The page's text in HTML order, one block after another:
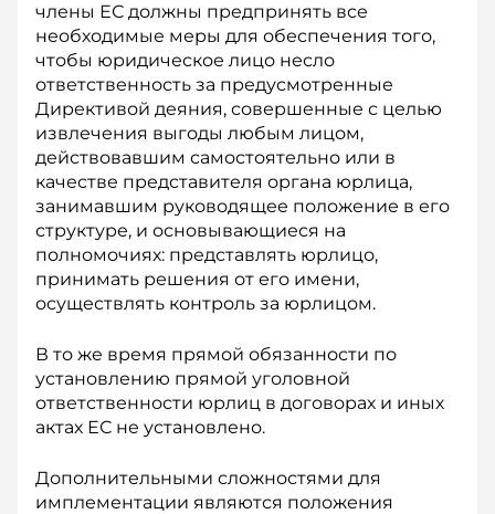
члены ЕС должны предпринять все
необходимые меры для обеспечения того,
чтобы юридическое лицо несло
ответственность за предусмотренные
Директивой деяния, совершенные с целью
извлечения выгоды любым лицом,
действовавшим самостоятельно или в
качестве представителя органа юрлица,
занимавшим руководящее положение в его
структуре, и основывающиеся на
полномочиях: представлять юрлицо,
принимать решения от его имени,
осуществлять контроль за юрлицом.
В то же время прямой обязанности по
установлению прямой уголовной
ответственности юрлиц в договорах и иных
актах ЕС не установлено.
Дополнительными сложностями для
имплементации являются положения